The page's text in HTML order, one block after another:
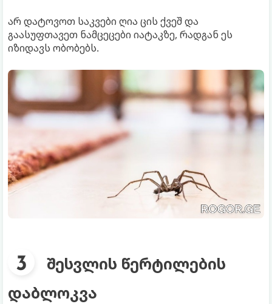
არ დატოვოთ საკვები ღია ცის ქვეშ და
გაასუფთავეთ ნამცეცები იატაკზე, რადგან ეს
იზიდავს ობობებს.
შესვლის წერტილების
დაბლოკვა